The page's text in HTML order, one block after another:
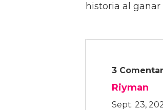
historia al
3
Riyman
Sept. 23,